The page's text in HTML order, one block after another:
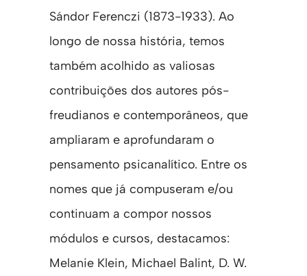
Sándor Ferenczi (1873-1933). Ao
longo de nossa história, temos
também acolhido as valiosas
contribuições dos autores pós-
freudianos e contemporâneos, que
ampliaram e aprofundaram o
pensamento psicanalítico. Entre os
nomes que já compuseram e/ou
continuam a compor nossos
módulos e cursos, destacamos:
Melanie Klein, Michael Balint, D. W.